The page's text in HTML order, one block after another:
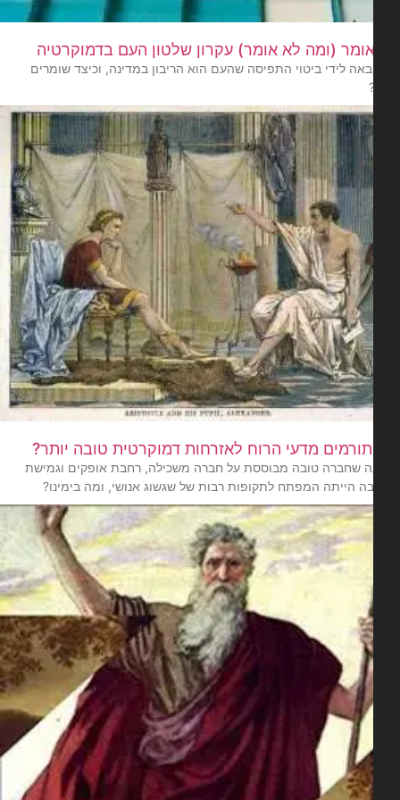
(ומה לא אומר) עקרון שלטון העם בדמוקרטיה
לידי ביטוי התפיסה שהעם הוא הריבון במדינה, וכיצד שומרים
מדעי הרוח לאזרחות דמוקרטית טובה יותר?
שחברה טובה מבוססת על חברה משכילה, רחבת אופקים וגמישת
הייתה המפתח לתקופות רבות של שגשוג אנושי, ומה בימינו?